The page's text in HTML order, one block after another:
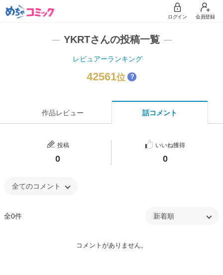
ログイン 会員登録
YKRTさんの投稿一覧
レビュアーランキング
42561位 ？
作品レビュー 話コメント
投稿
0
いいね獲得
0
全0件
コメントがありません。